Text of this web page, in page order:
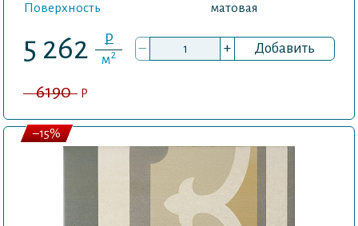
Поверхность
матовая
5 262 P
м2 – + Добавить
6190 P
–15%